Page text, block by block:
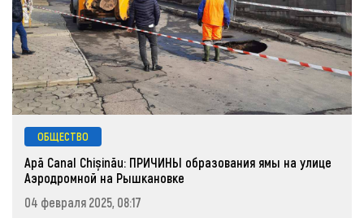
ОБЩЕСТВО
Apă Canal Chișinău: ПРИЧИНЫ образования ямы на улице
Аэродромной на Рышкановке
04 февраля 2025, 08:17